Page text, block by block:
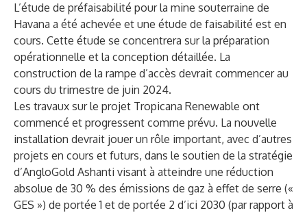
L’étude de préfaisabilité pour la mine souterraine de
Havana a été achevée et une étude de faisabilité est en
cours. Cette étude se concentrera sur la préparation
opérationnelle et la conception détaillée. La
construction de la rampe d’accès devrait commencer au
cours du trimestre de juin 2024.
Les travaux sur le projet Tropicana Renewable ont
commencé et progressent comme prévu. La nouvelle
installation devrait jouer un rôle important, avec d’autres
projets en cours et futurs, dans le soutien de la stratégie
d’AngloGold Ashanti visant à atteindre une réduction
absolue de 30 % des émissions de gaz à effet de serre («
GES ») de portée 1 et de portée 2 d’ici 2030 (par rapport à